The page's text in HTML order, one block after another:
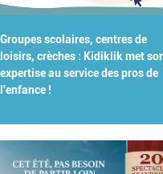
Groupes scolaires, centres de
loisirs, crèches : Kidiklik met
expertise au service des pros de
l'enfance !